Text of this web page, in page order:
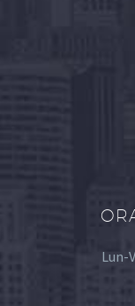
Lun-